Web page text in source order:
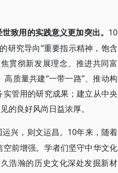
致用的实践意义更加突出。 10
研究导向”重要指示精神，饱含
贯彻新发展理念、推进共同富
质量共建“一带一路”、推动构
管用的研究成果；建立从中央
的良好风尚日益浓厚。
运兴，则文运昌。 10年来，随着
前增强。学者们坚守中华文化
浩瀚的历史文化深处发掘新材